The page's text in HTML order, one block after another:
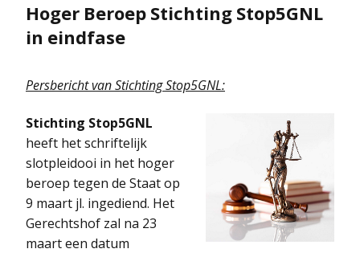
Hoger Beroep Stichting Stop5GNL
in eindfase
Persbericht van Stichting Stop5GNL:
Stichting Stop5GNL
heeft het schriftelijk
slotpleidooi in het hoger
beroep tegen de Staat op
9 maart jl. ingediend. Het
Gerechtshof zal na 23
maart een datum